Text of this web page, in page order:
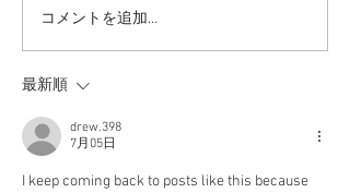
改装記念お試し価格キャ
ンペーン(キャンペーン終
了)
コメントを追加…
最新順
drew.398
7月05日
I keep coming back to posts like this because